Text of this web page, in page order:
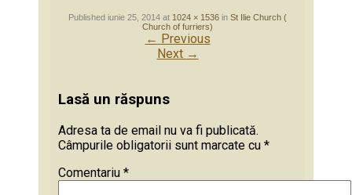
Published iunie 25, 2014 at 1024 × 1536 in St Ilie Church (
Church of furriers)
← Previous
Next →
Lasă un răspuns
Adresa ta de email nu va fi publicată.
Câmpurile obligatorii sunt marcate cu *
Comentariu *